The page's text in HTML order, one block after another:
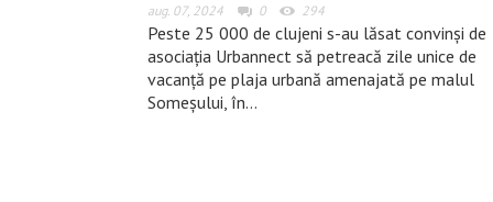
aug. 07, 2024 0 294
Peste 25 000 de clujeni s-au lăsat convinși de
asociația Urbannect să petreacă zile unice de
vacanță pe plaja urbană amenajată pe malul
Someșului, în…